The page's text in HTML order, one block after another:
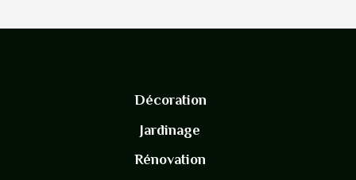
Décoration
Jardinage
Rénovation